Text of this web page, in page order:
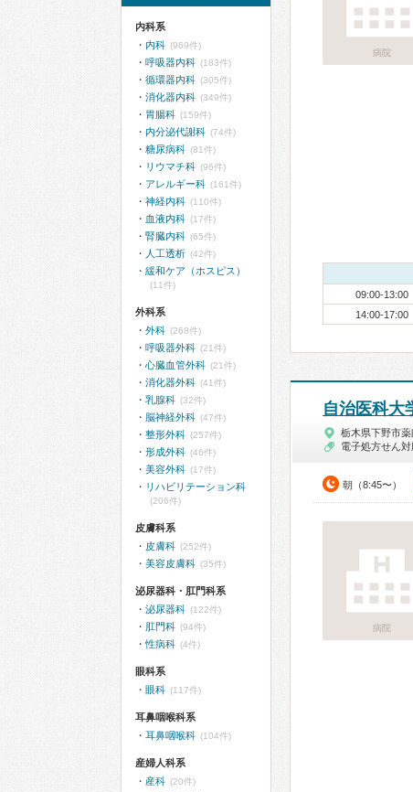
病院
09:00-13:00
14:00-17:00
自治医科大
栃木県下野市薬
電子処方せん対
朝（8:45〜）
病院
内科系
内科 (969件)
呼吸器内科 (183件)
循環器内科 (305件)
消化器内科 (349件)
胃腸科 (159件)
内分泌代謝科 (74件)
糖尿病科 (81件)
リウマチ科 (96件)
アレルギー科 (161件)
神経内科 (110件)
血液内科 (17件)
腎臓内科 (65件)
人工透析 (42件)
緩和ケア（ホスピス）
(11件)
外科系
外科 (268件)
呼吸器外科 (21件)
心臓血管外科 (21件)
消化器外科 (41件)
乳腺科 (32件)
脳神経外科 (47件)
整形外科 (257件)
形成外科 (46件)
美容外科 (17件)
リハビリテーション科
(206件)
皮膚科系
皮膚科 (252件)
美容皮膚科 (35件)
泌尿器科・肛門科系
泌尿器科 (122件)
肛門科 (94件)
性病科 (4件)
眼科系
眼科 (117件)
耳鼻咽喉科系
耳鼻咽喉科 (104件)
産婦人科系
産科 (20件)